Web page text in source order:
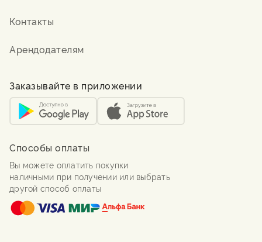
Контакты
Арендодателям
Заказывайте в приложении
Способы оплаты
Вы можете оплатить покупки
наличными при получении или выбрать
другой способ оплаты